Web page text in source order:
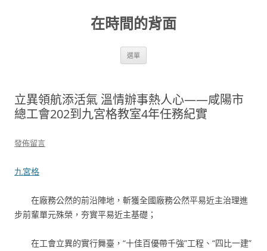
在時間的背面
選單
立異領航添活氣 溫情辦事熱人心——咸陽市
總工會202到九宮格教室4年任務紀實
發佈留言
九宮格
在廠務公然的前沿陣地，斬獲全國廠務公然平易近主治理進
步前輩單元殊榮，夯實平易近主基礎；
在工會立異的實行舞臺，“十佳百優帶千強”工程、“四比一建”